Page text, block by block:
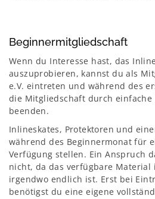
Beginnermitgliedschaft
Wenn du Interesse hast, das
auszuprobieren, kannst du als
e.V. eintreten und während des
die Mitgliedschaft durch einfache
beenden.
Inlineskates, Protektoren und
während des Beginnermonat für
Verfügung stellen. Ein Anspruch
nicht, da das verfügbare
irgendwo endlich ist. Erst bei
benötigst du eine eigene